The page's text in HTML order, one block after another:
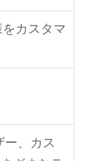
カスタマ
ー、カス